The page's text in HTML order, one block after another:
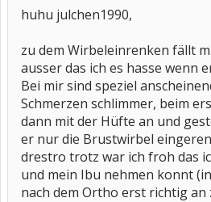
huhu julchen1990,
zu dem Wirbeleinrenken fällt
ausser das ich es hasse wenn
Bei mir sind speziel
Schmerzen schlimmer, beim
dann mit der Hüfte an und
er nur die Brustwirbel
drestro trotz war ich froh das
und mein Ibu nehmen konnt
nach dem Ortho erst richtig an